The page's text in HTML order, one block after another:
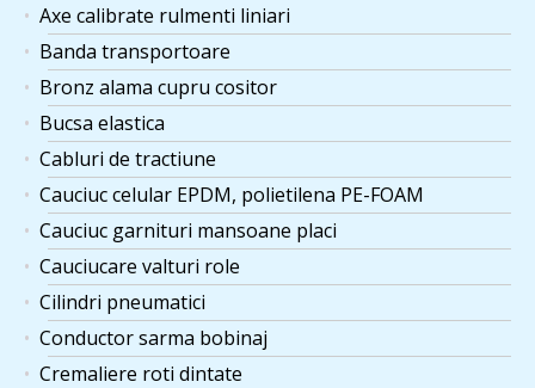
Axe calibrate rulmenti liniari
Banda transportoare
Bronz alama cupru cositor
Bucsa elastica
Cabluri de tractiune
Cauciuc celular EPDM, polietilena PE-FOAM
Cauciuc garnituri mansoane placi
Cauciucare valturi role
Cilindri pneumatici
Conductor sarma bobinaj
Cremaliere roti dintate